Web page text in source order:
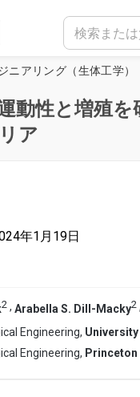
ニアリング（生体工学）
動性と増殖
ア
年1月19日
2 , Arabella S. Dill-Macky2
Engineering,
Engineering,